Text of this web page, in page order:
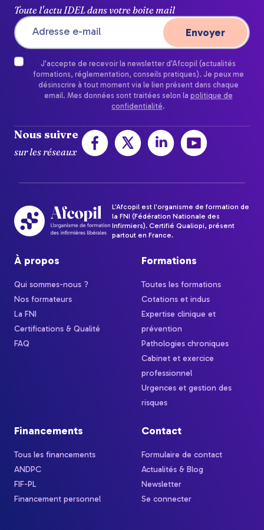
Toute l'actu IDEL dans votre boîte mail
J'accepte de recevoir la newsletter d'Afcopil (actualités
formations, réglementation, conseils pratiques). Je peux me
désinscrire à tout moment via le lien présent dans chaque
email. Mes données sont traitées selon la politique de
confidentialité.
Nous suivre
sur les réseaux
L'Afcopil est l'organisme de formation de
la FNI (Fédération Nationale des
Infirmiers). Certifié Qualiopi, présent
partout en France.
À propos
Qui sommes-nous ?
Nos formateurs
La FNI
Certifications & Qualité
FAQ
Formations
Toutes les formations
Cotations et indus
Expertise clinique et
prévention
Pathologies chroniques
Cabinet et exercice
professionnel
Urgences et gestion des
risques
Financements
Tous les financements
ANDPC
FIF-PL
Financement personnel
Contact
Formulaire de contact
Actualités & Blog
Newsletter
Se connecter